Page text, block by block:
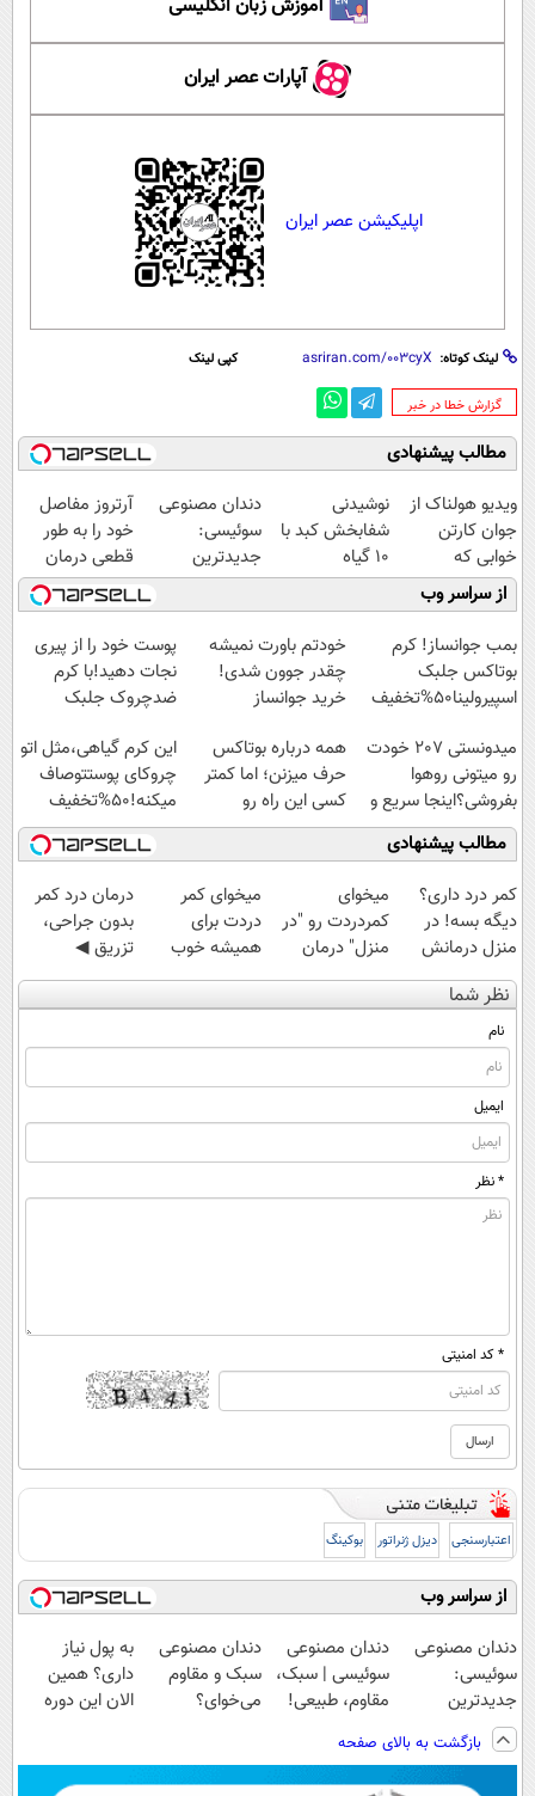
آموزش زبان انگلیسی
آپارات عصر ایران
اپلیکیشن عصر ایران
لینک کوتاه: کپی لینک
‌گزارش خطا در خبر
مطالب پیشنهادی
Image failed to
load
ویدیو هولناک از
جوان کارتن
خوابی که
میلیاردر شد.
آموزش رایگان
Image failed to
load
نوشیدنی
شفابخش کبد با
10 گیاه
موثر(تخفیف تا
امشب)
Image failed to
load
دندان مصنوعی
سوئیسی:
جدیدترین
فناوری اروپا،
سبک و مقاوم |
پرداخت قسطی
Image failed to
load
آرتروز مفاصل
خود را به طور
قطعی درمان
کنید!
◗پرسش‌نامه◖
از سراسر وب
بمب جوانساز! کرم
بوتاکس جلبک
اسپیرولینا50%تخفیف
خودتم باورت نمیشه
چقدر جوون شدی!
خرید جوانساز
ویژه
پوست خود را از پیری
نجات دهید!با کرم
ضدچروک جلبک
میدونستی 207 خودت
رو میتونی روهوا
بفروشی؟اینجا سریع و
راحت بفروش
همه درباره بوتاکس
حرف میزنن؛ اما کمتر
کسی این راه رو
میشناسه.
این کرم گیاهی،مثل اتو
چروکای پوستتوصاف
میکنه!50%تخفیف
مطالب پیشنهادی
Image failed to
load
کمر درد داری؟
دیگه بسه! در
منزل درمانش
کن
(◀پرسش‌نامه)
Image failed to
load
میخوای
کمردردت رو "در
منزل" درمان
کنی؟ (◂فیلم +
◂پرسش‌نامه)
Image failed to
load
میخوای کمر
دردت برای
همیشه خوب
شه؟ ◀
پرسش‌نامه رو پر
Image failed to
load
درمان درد کمر
بدون جراحی،
تزریق ◀
پرسش‌نامه رو پر
کن ▶
نظر شما
نام
ایمیل
* نظر
* کد امنیتی
اعتبارسنجی دیزل ژنراتور بوکینگ
از سراسر وب
Image failed to
load
دندان مصنوعی
سوئیسی:
جدیدترین
فناوری اروپا،
سبک و مقاوم |
پرداخت قسطی
Image failed to
load
دندان مصنوعی
سوئیسی | سبک،
مقاوم، طبیعی!
رایگان+پرداخت
اقساطی😍
Image failed to
load
دندان مصنوعی
سبک و مقاوم
می‌خوای؟
📍تهران
Image failed to
load
به پول نیاز
داری؟ همین
الان این دوره
بازگشت به بالای صفحه